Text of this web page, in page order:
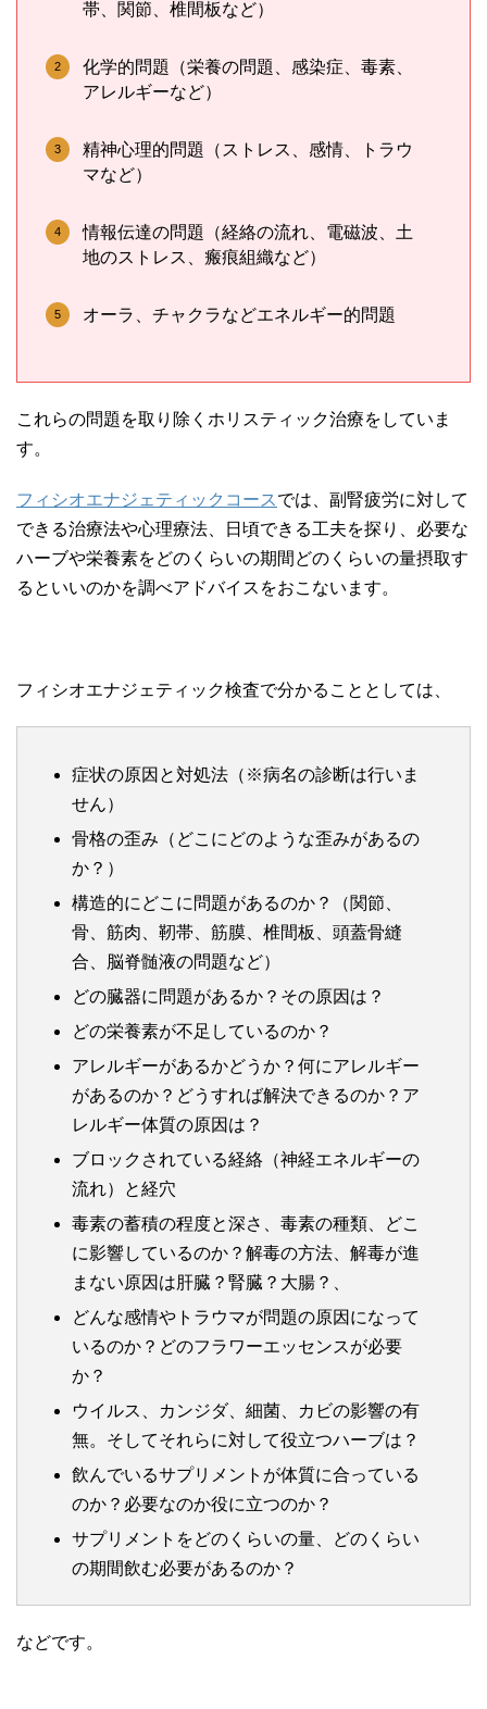
帯、関節、椎間板など）
化学的問題（栄養の問題、感染症、毒素、
アレルギーなど）
精神心理的問題（ストレス、感情、トラウ
マなど）
情報伝達の問題（経絡の流れ、電磁波、土
地のストレス、瘢痕組織など）
オーラ、チャクラなどエネルギー的問題
これらの問題を取り除くホリスティック治療をしていま
す。
フィシオエナジェティックコース では、副腎疲労に対して
できる治療法や心理療法、日頃できる工夫を探り、必要な
ハーブや栄養素をどのくらいの期間どのくらいの量摂取す
るといいのかを調べアドバイスをおこないます。
フィシオエナジェティック検査で分かることとしては、
症状の原因と対処法（※病名の診断は行いま
せん）
骨格の歪み（どこにどのような歪みがあるの
か？）
構造的にどこに問題があるのか？（関節、
骨、筋肉、靭帯、筋膜、椎間板、頭蓋骨縫
合、脳脊髄液の問題など）
どの臓器に問題があるか？その原因は？
どの栄養素が不足しているのか？
アレルギーがあるかどうか？何にアレルギー
があるのか？どうすれば解決できるのか？ア
レルギー体質の原因は？
ブロックされている経絡（神経エネルギーの
流れ）と経穴
毒素の蓄積の程度と深さ、毒素の種類、どこ
に影響しているのか？解毒の方法、解毒が進
まない原因は肝臓？腎臓？大腸？、
どんな感情やトラウマが問題の原因になって
いるのか？どのフラワーエッセンスが必要
か？
ウイルス、カンジダ、細菌、カビの影響の有
無。そしてそれらに対して役立つハーブは？
飲んでいるサプリメントが体質に合っている
のか？必要なのか役に立つのか？
サプリメントをどのくらいの量、どのくらい
の期間飲む必要があるのか？
などです。